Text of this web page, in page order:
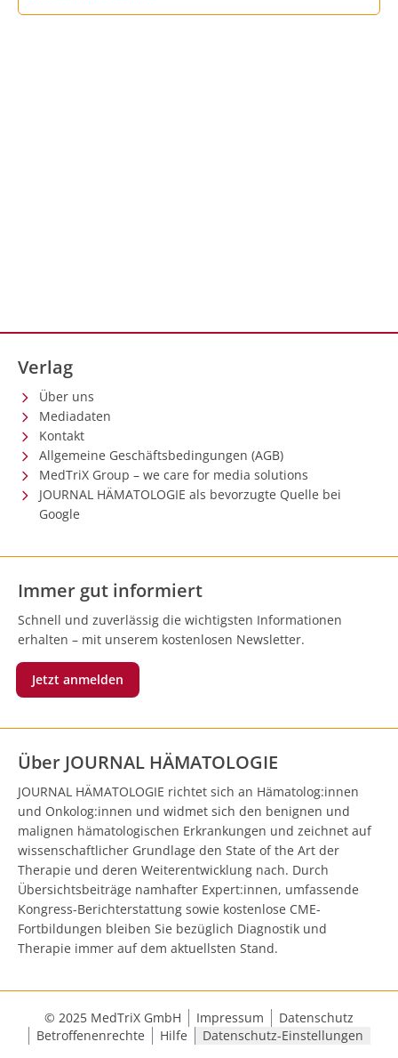
Verlag
Über uns
Mediadaten
Kontakt
Allgemeine Geschäftsbedingungen (AGB)
MedTriX Group – we care for media solutions
JOURNAL HÄMATOLOGIE als bevorzugte Quelle bei
Google
Immer gut informiert
Schnell und zuverlässig die wichtigsten Informationen
erhalten – mit unserem kostenlosen Newsletter.
Jetzt anmelden
Über JOURNAL HÄMATOLOGIE
JOURNAL HÄMATOLOGIE richtet sich an Hämatolog:innen
und Onkolog:innen und widmet sich den benignen und
malignen hämatologischen Erkrankungen und zeichnet auf
wissenschaftlicher Grundlage den State of the Art der
Therapie und deren Weiterentwicklung nach. Durch
Übersichtsbeiträge namhafter Expert:innen, umfassende
Kongress-Berichterstattung sowie kostenlose CME-
Fortbildungen bleiben Sie bezüglich Diagnostik und
Therapie immer auf dem aktuellsten Stand.
© 2025 MedTriX GmbH Impressum
Datenschutz
Betroffenenrechte
Hilfe Datenschutz-Einstellungen